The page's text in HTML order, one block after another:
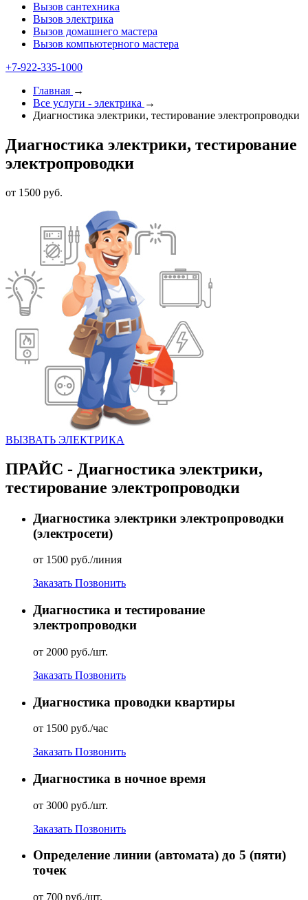
Вызов сантехника
Вызов электрика
Вызов домашнего мастера
Вызов компьютерного мастера
+7-922-335-1000
Главная →
Все услуги - электрика →
Диагностика электрики, тестирование электропроводки
Диагностика электрики, тестирование
электропроводки
от 1500 руб.
ВЫЗВАТЬ ЭЛЕКТРИКА
ПРАЙС - Диагностика электрики,
тестирование электропроводки
Диагностика электрики электропроводки
(электросети)
от 1500 руб./линия
Заказать Позвонить
Диагностика и тестирование
электропроводки
от 2000 руб./шт.
Заказать Позвонить
Диагностика проводки квартиры
от 1500 руб./час
Заказать Позвонить
Диагностика в ночное время
от 3000 руб./шт.
Заказать Позвонить
Определение линии (автомата) до 5 (пяти)
точек
от 700 руб./шт.